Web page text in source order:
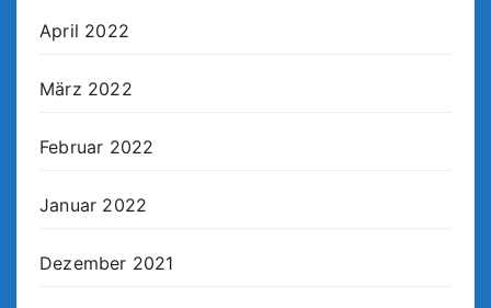
April 2022
März 2022
Februar 2022
Januar 2022
Dezember 2021